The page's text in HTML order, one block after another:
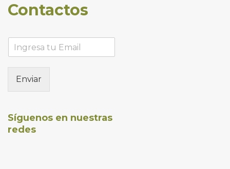
Contactos
Enviar
Síguenos en nuestras
redes